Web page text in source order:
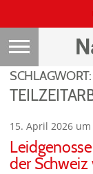
SCHLAGWORT:
15. April 2026 um
der